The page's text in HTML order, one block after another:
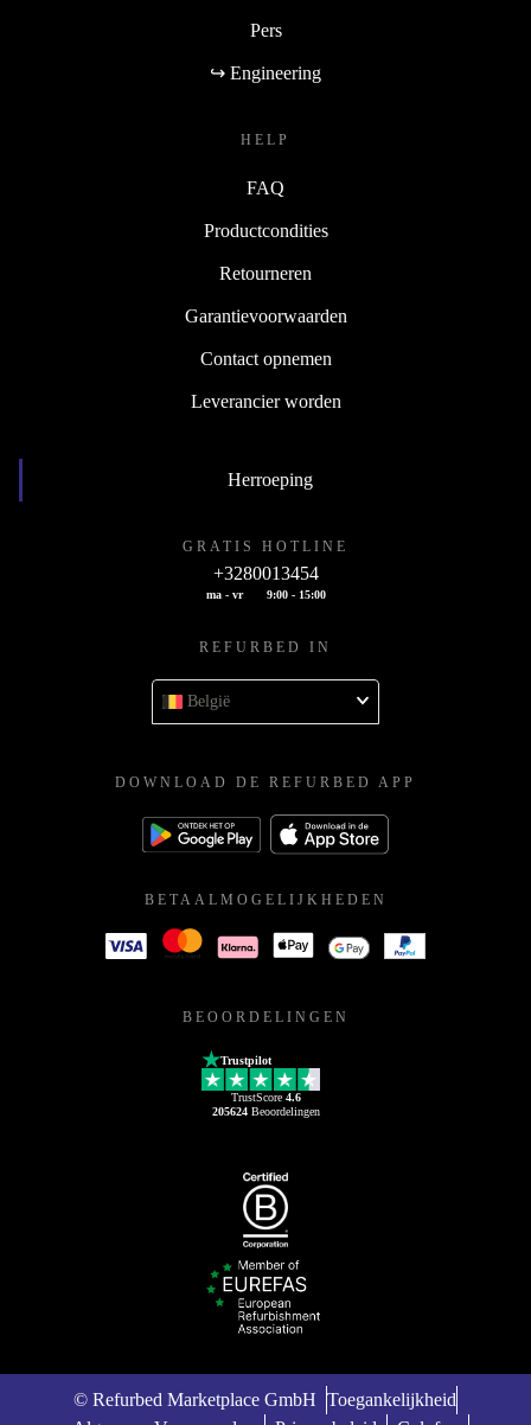
Pers
↪ Engineering
HELP
FAQ
Productcondities
Retourneren
Garantievoorwaarden
Contact opnemen
Leverancier worden
Herroeping
GRATIS HOTLINE
+3280013454
ma - vr 9:00 - 15:00
REFURBED IN
België
DOWNLOAD DE REFURBED APP
BETAALMOGELIJKHEDEN
BEOORDELINGEN
Trustpilot
TrustScore 4.6
205624Beoordelingen
© Refurbed Marketplace GmbH Toegankelijkheid